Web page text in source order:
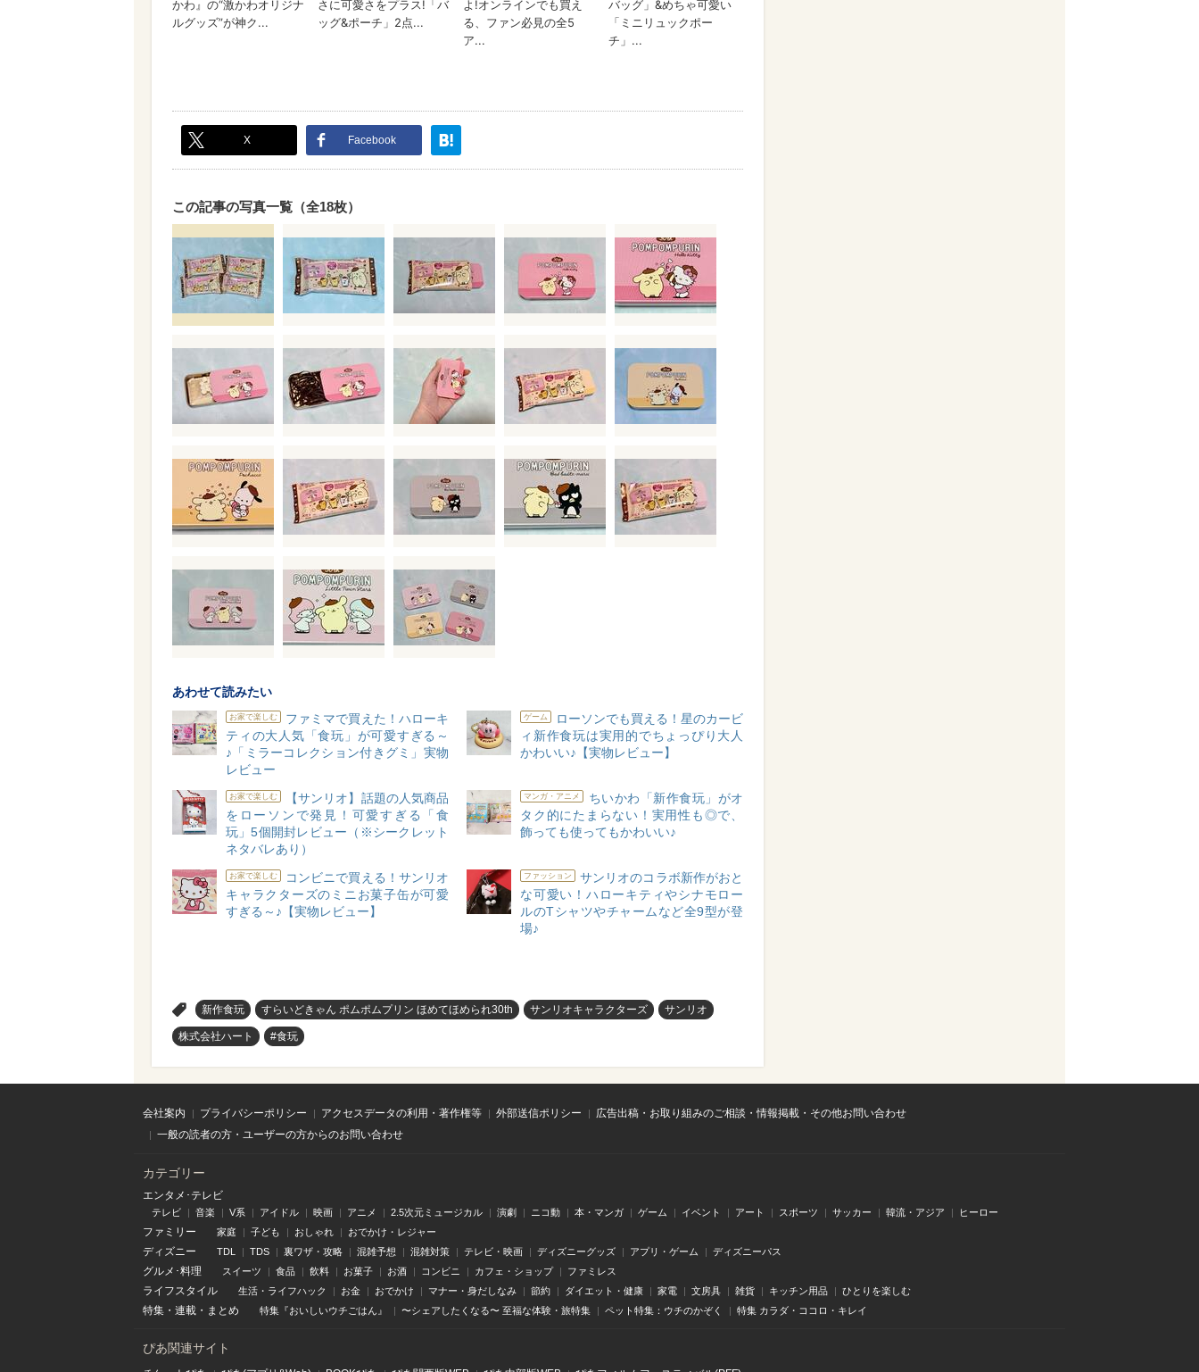
X Facebook
この記事の写真一覧（全18枚）
あわせて読みたい
お家で楽しむ
ファミマで買えた！ハローキ
ティの大人気「食玩」が可愛すぎる～
♪「ミラーコレクション付きグミ」実物
レビュー
ゲーム
ローソンでも買える！星のカービ
ィ新作食玩は実用的でちょっぴり大人
かわいい♪【実物レビュー】
お家で楽しむ
【サンリオ】話題の人気商品
をローソンで発見！可愛すぎる「食
玩」5個開封レビュー（※シークレット
ネタバレあり）
マンガ・アニメ
ちいかわ「新作食玩」がオ
タク的にたまらない！実用性も◎で、
飾っても使ってもかわいい♪
お家で楽しむ
コンビニで買える！サンリオ
キャラクターズのミニお菓子缶が可愛
すぎる～♪【実物レビュー】
ファッション
サンリオのコラボ新作がおと
な可愛い！ハローキティやシナモロー
ルのTシャツやチャームなど全9型が登
場♪
新作食玩 すらいどきゃん ポムポムプリン ほめてほめられ30th サンリオキャラクターズ サンリオ
株式会社ハート #食玩
会社案内 プライバシーポリシー アクセスデータの利用・著作権等 外部送信ポリシー
広告出稿・お取り組みのご相談・情報掲載・その他お問い合わせ
一般の読者の方・ユーザーの方からのお問い合わせ
カテゴリー
エンタメ･テレビ
テレビ 音楽 V系 アイドル 映画 アニメ 2.5次元ミュージカル 演劇 ニコ動 本・マンガ ゲーム イベント アート スポーツ サッカー 韓流・アジア ヒーロー
ファミリー 家庭 子ども おしゃれ おでかけ・レジャー
ディズニー TDL TDS 裏ワザ・攻略 混雑予想 混雑対策 テレビ・映画 ディズニーグッズ アプリ・ゲーム ディズニーパス
グルメ･料理 スイーツ 食品 飲料 お菓子 お酒 コンビニ カフェ・ショップ ファミレス
ライフスタイル 生活・ライフハック お金 おでかけ マナー・身だしなみ 節約 ダイエット・健康 家電 文房具 雑貨 キッチン用品 ひとりを楽しむ
特集 ・ 連載 ・ まとめ 特集『おいしいウチごはん』 〜シェアしたくなる〜 至福な体験・旅特集 ペット特集：ウチのかぞく 特集 カラダ・ココロ・キレイ
ぴあ関連サイト